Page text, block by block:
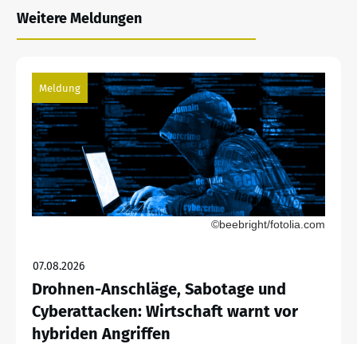
Weitere Meldungen
Meldung
©beebright/fotolia.com
07.08.2026
Drohnen-Anschläge, Sabotage und
Cyberattacken: Wirtschaft warnt vor
hybriden Angriffen